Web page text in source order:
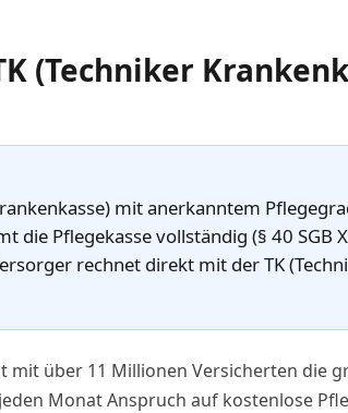
(Techniker
mit anerkanntem
die Pflegekasse vollständig (§ 40 SGB
rechnet direkt mit der TK
mit über 11 Millionen Versicherten die
Monat Anspruch auf kostenlose